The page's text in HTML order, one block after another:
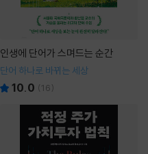
인생에 단어가 스며드는 순간
단어 하나로 바뀌는 세상
10.0 (16)